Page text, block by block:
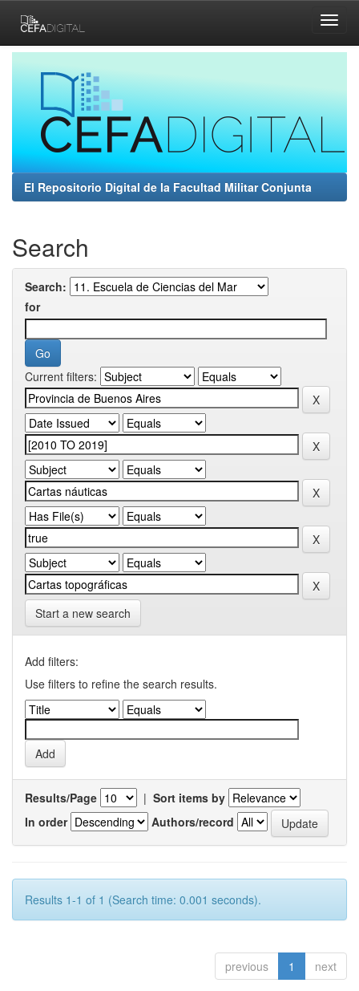
navigation
El Repositorio Digital de la Facultad Militar Conjunta
Search
Search:
for
Current filters:
Start a new search
Add filters:
Use filters to refine the search results.
Results/Page | Sort items by
In order
Authors/record
Results 1-1 of 1 (Search time: 0.001 seconds).
previous 1 next